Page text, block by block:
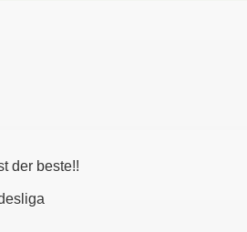
der beste!!